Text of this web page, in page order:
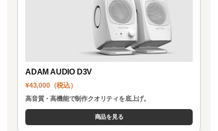
ADAM AUDIO D3V
¥43,000（税込）
高音質・高機能で制作クオリティを底上げ。
商品を見る